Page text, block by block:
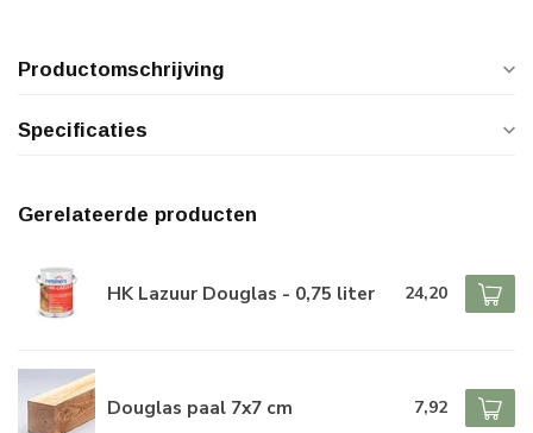
Productomschrijving
Specificaties
Gerelateerde producten
HK Lazuur Douglas - 0,75 liter 24,20
Douglas paal 7x7 cm 7,92